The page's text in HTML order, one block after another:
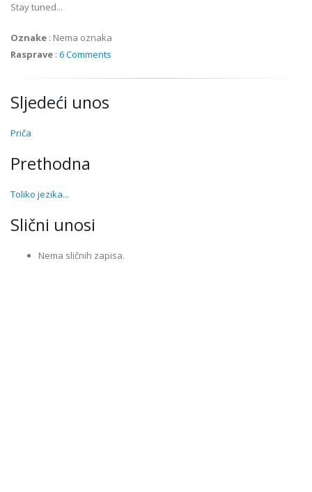
Stay tuned...
Oznake : Nema oznaka
Rasprave : 6 Comments
Sljedeći unos
Priča
Prethodna
Toliko jezika...
Slični unosi
Nema sličnih zapisa.